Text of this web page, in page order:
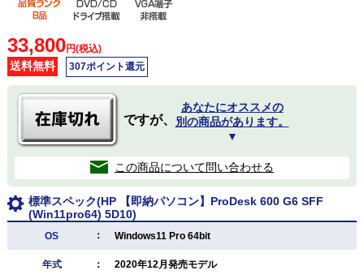
33,800円(税込)
送料無料 307ポイント還元
ですが、
あなたにオススメの
別の商品があります。
▼
この商品について問い合わせる
標準スペック(HP 【即納パソコン】ProDesk 600 G6 SFF
(Win11pro64) 5D10)
OS ： Windows11 Pro 64bit
年式 ： 2020年12月発売モデル